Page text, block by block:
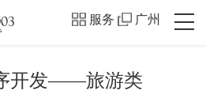
服务 广州
开发——旅游类